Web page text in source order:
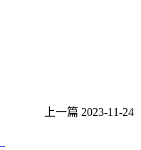
上一篇 2023-11-24